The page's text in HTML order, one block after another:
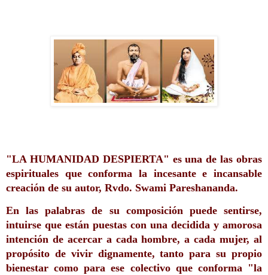
"LA HUMANIDAD DESPIERTA" es una de las obras
espirituales que conforma la incesante e incansable
creación de su autor, Rvdo. Swami Pareshananda.
En las palabras de su composición puede sentirse,
intuirse que están puestas con una decidida y amorosa
intención de acercar a cada hombre, a cada mujer, al
propósito de vivir dignamente, tanto para su propio
bienestar como para ese colectivo que conforma "la